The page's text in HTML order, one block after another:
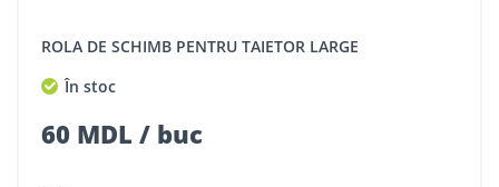
ROLA DE SCHIMB PENTRU TAIETOR LARGE
În stoc
60 MDL / buc